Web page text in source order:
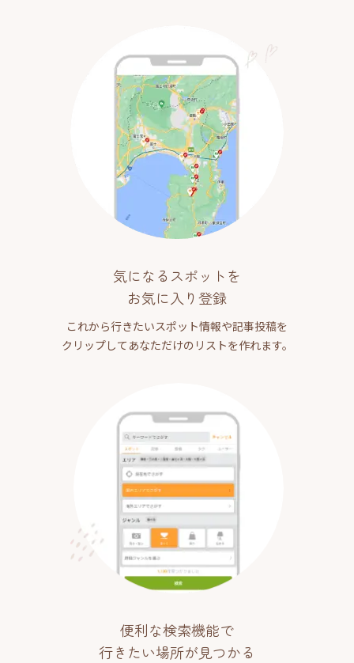
気になるスポットを
お気に入り登録
これから行きたいスポット情報や記事投稿を
クリップしてあなただけのリストを作れます。
便利な検索機能で
行きたい場所が見つかる